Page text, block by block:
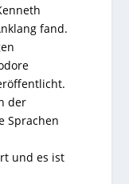
fand.
der
Sprachen
und es ist